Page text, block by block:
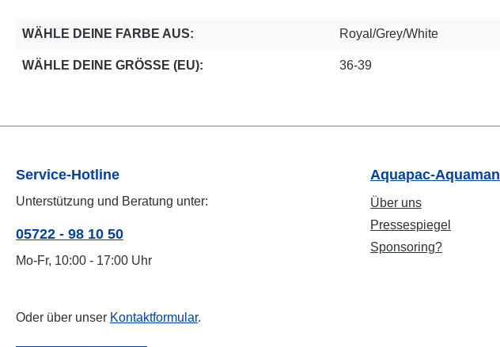
WÄHLE DEINE FARBE AUS: Royal/Grey/White
WÄHLE DEINE GRÖSSE (EU): 36-39
Service-Hotline
Unterstützung und Beratung unter:
05722 - 98 10 50
Mo-Fr, 10:00 - 17:00 Uhr
Oder über unser Kontaktformular.
Aquapac-Aquaman
Über uns
Pressespiegel
Sponsoring?